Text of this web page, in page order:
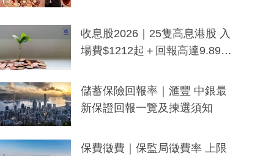
y及香港限定特調系列
收息股2026｜25隻高息港股 入
場費$1212起＋回報高達9.89
儲蓄保險回報率｜滙豐 中銀最
新保證回報一覽及揀選須知
保費徵費｜保監局徵費率 上限